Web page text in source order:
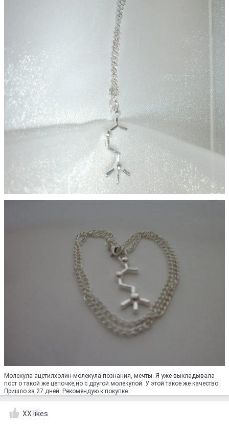
Молекула ацетилхолин-молекула познания, мечты. Я уже выкладывала
пост о такой же цепочке,но с другой молекулой. У этой такое же качество.
Пришло за 27 дней. Рекомендую к покупке.
XX likes